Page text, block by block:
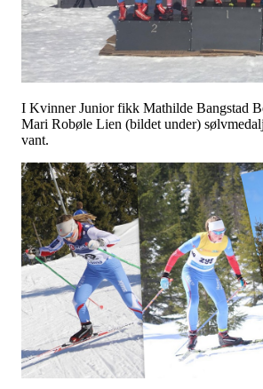
I Kvinner Junior fikk Mathilde Bangstad
Mari Robøle Lien (bildet under)
vant.